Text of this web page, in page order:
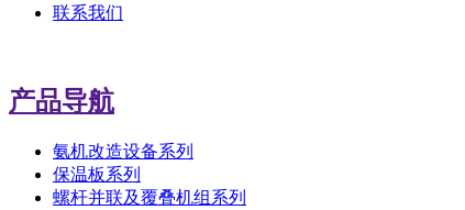
联系我们
产品导航
氨机改造设备系列
保温板系列
螺杆并联及覆叠机组系列